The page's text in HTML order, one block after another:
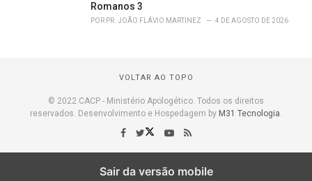
Romanos 3
POR PR. JOÃO FLÁVIO MARTINEZ 4 DE AGOSTO DE 2026
VOLTAR AO TOPO
© 2022 CACP - Ministério Apologético. Todos os direitos
reservados. Desenvolvimento e Hospedagem by M31 Tecnologia.
Sair da versão mobile